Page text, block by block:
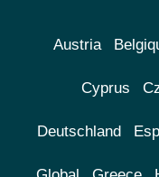
Austria
Cyprus
Deutschland